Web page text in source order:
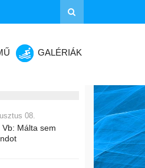
GALÉRIÁK
08.
Málta sem